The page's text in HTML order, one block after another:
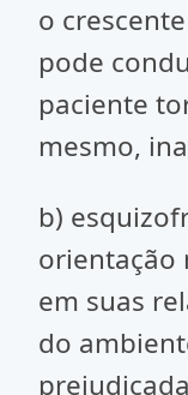
o
pode
paciente
mesmo,
b)
orientação
em suas
do